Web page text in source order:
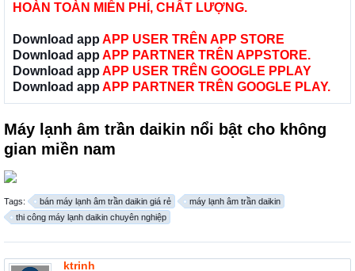
HOÀN TOÀN MIỄN PHÍ, CHẤT LƯỢNG.
Download app APP USER TRÊN APP STORE
Download app APP PARTNER TRÊN APPSTORE.
Download app APP USER TRÊN GOOGLE PPLAY
Download app APP PARTNER TRÊN GOOGLE PLAY.
Máy lạnh âm trần daikin nổi bật cho không
gian miền nam
Tags: bán máy lạnh âm trần daikin giá rẻ
máy lạnh âm trần daikin
thi công máy lạnh daikin chuyên nghiệp
ktrinh